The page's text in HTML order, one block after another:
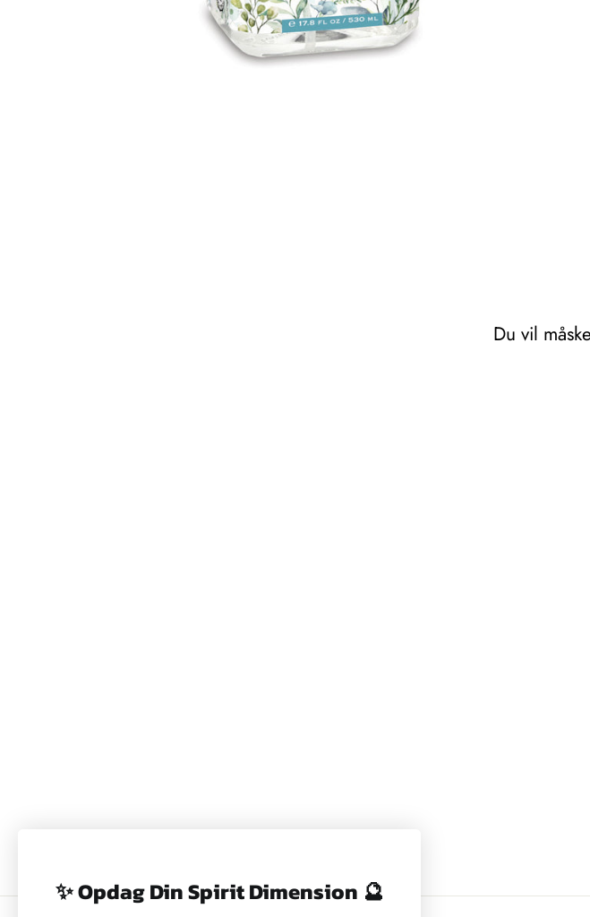
Du vil
✨ Opdag Din Spirit Dimension 🔮